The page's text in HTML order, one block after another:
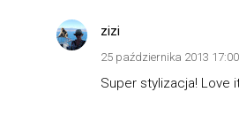
zizi
25 października 2013 17:00
Super stylizacja! Love